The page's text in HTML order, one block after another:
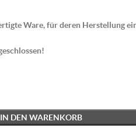
Ware, für deren Herstellung
IN DEN WARENKORB